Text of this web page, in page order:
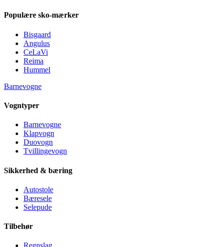
Populære sko-mærker
Bisgaard
Angulus
CeLaVi
Reima
Hummel
Barnevogne
Vogntyper
Barnevogne
Klapvogn
Duovogn
Tvillingevogn
Sikkerhed & bæring
Autostole
Bæresele
Selepude
Tilbehør